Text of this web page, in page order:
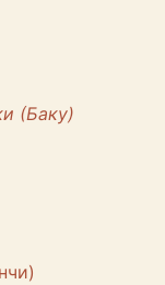
(Баку)